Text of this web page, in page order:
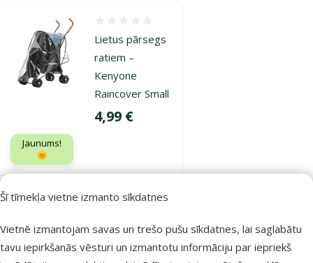
Šī tīmekļa vietne izmanto sīkdatnes
Vietnē izmantojam savas un trešo pušu sīkdatnes, lai saglabātu
tavu iepirkšanās vēsturi un izmantotu informāciju par iepriekš
Lietus pārsegs
ratiem –
Kenyone
Raincover Small
Cena
4,99 €
Jaunums!
🌞
Noliktavā
Atsauksmes 0%